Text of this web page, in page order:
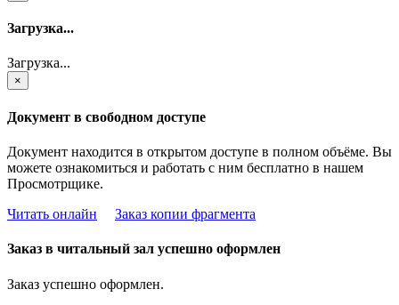
Загрузка...
Загрузка...
×
Документ в свободном доступе
Документ находится в открытом доступе в полном объёме. Вы
можете ознакомиться и работать с ним бесплатно в нашем
Просмотрщике.
Читать онлайн
Заказ копии фрагмента
Заказ в читальный зал успешно оформлен
Заказ успешно оформлен.